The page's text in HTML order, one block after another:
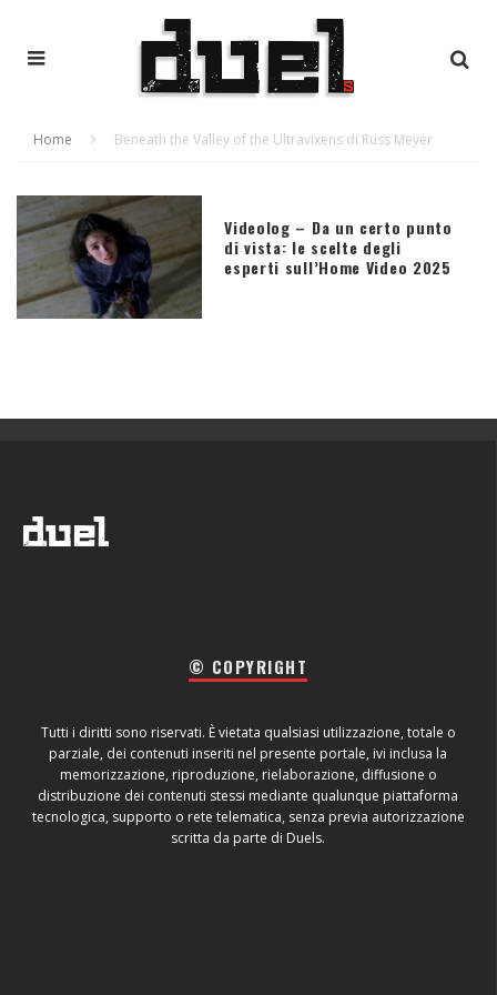
Home Beneath the Valley of the Ultravixens di Russ Meyer
Videolog – Da un certo punto
di vista: le scelte degli
esperti sull’Home Video 2025
© COPYRIGHT
Tutti i diritti sono riservati. È vietata qualsiasi utilizzazione, totale o
parziale, dei contenuti inseriti nel presente portale, ivi inclusa la
memorizzazione, riproduzione, rielaborazione, diffusione o
distribuzione dei contenuti stessi mediante qualunque piattaforma
tecnologica, supporto o rete telematica, senza previa autorizzazione
scritta da parte di Duels.